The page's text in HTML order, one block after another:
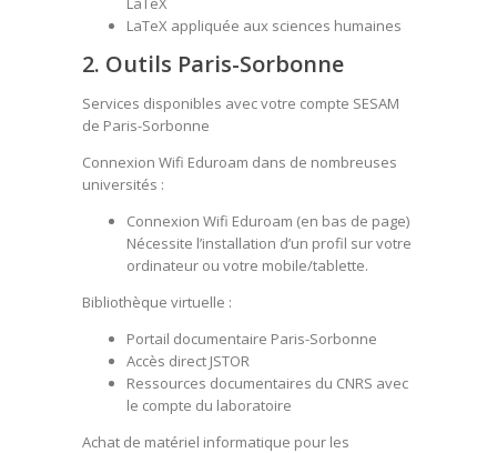
LaTeX appliquée aux sciences humaines
2. Outils Paris-Sorbonne
Services disponibles avec votre compte SESAM
de Paris-Sorbonne
Connexion Wifi Eduroam dans de nombreuses
universités :
Connexion Wifi Eduroam (en bas de page)
Nécessite l’installation d’un profil sur votre
ordinateur ou votre mobile/tablette.
Bibliothèque virtuelle :
Portail documentaire Paris-Sorbonne
Accès direct JSTOR
Ressources documentaires du CNRS avec
le compte du laboratoire
Achat de matériel informatique pour les